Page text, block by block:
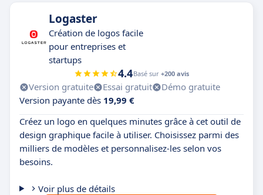
Logaster
Création de logos facile
pour entreprises et
startups
4.4Basé sur +200 avis
Version gratuite Essai gratuit
Démo gratuite
Version payante dès 19,99 €
Créez un logo en quelques minutes grâce à cet outil de
design graphique facile à utiliser. Choisissez parmi des
milliers de modèles et personnalisez-les selon vos
besoins.
Voir plus de détails